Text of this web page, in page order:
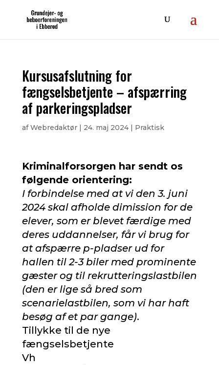
Kursusafslutning for
fængselsbetjente – afspærring
af parkeringspladser
afWebredaktør| 24. maj 2024| Praktisk
Kriminalforsorgen har sendt os
følgende orientering:
I forbindelse med at vi den 3. juni
2024 skal afholde dimission for de
elever, som er blevet færdige med
deres uddannelser, får vi brug for
at afspærre p-pladser ud for
hallen til 2-3 biler med prominente
gæster og til rekrutteringslastbilen
(den er lige så bred som
scenarielastbilen, som vi har haft
besøg af et par gange).
Tillykke til de nye
fængselsbetjente
Vh